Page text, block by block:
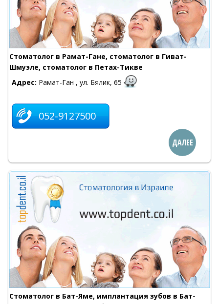
Стоматолог в Рамат-Гане, стоматолог в Гиват-
Шмуэле, стоматолог в Петах-Тикве
Адрес: Рамат-Ган , ул. Бялик, 65
052-9127500
ДАЛЕЕ
Cтоматолог в Бат-Яме, имплантация зубов в Бат-